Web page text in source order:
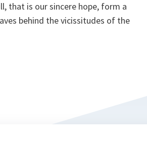
that is our sincere hope, form a
behind the vicissitudes of the